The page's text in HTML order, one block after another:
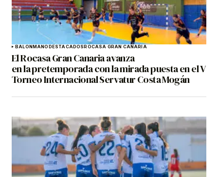
BALONMANODESTACADOSROCASA GRAN CANARIA
El Rocasa Gran Canaria avanza
en la pretemporada con la mirada puesta en el V
Torneo Internacional Servatur Costa Mogán